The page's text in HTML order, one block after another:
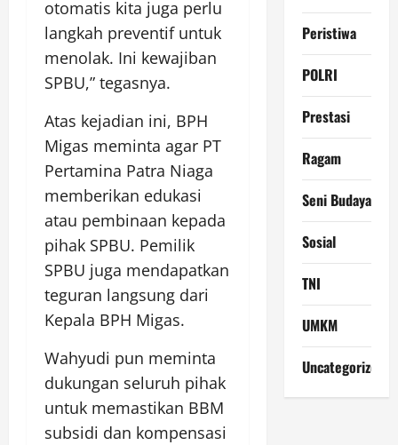
otomatis kita juga perlu
langkah preventif untuk
menolak. Ini kewajiban
SPBU,” tegasnya.
Atas kejadian ini, BPH
Migas meminta agar PT
Pertamina Patra Niaga
memberikan edukasi
atau pembinaan kepada
pihak SPBU. Pemilik
SPBU juga mendapatkan
teguran langsung dari
Kepala BPH Migas.
Wahyudi pun meminta
dukungan seluruh pihak
untuk memastikan BBM
subsidi dan kompensasi
Peristiwa
POLRI
Prestasi
Ragam
Seni Budaya
Sosial
TNI
UMKM
Uncategorized